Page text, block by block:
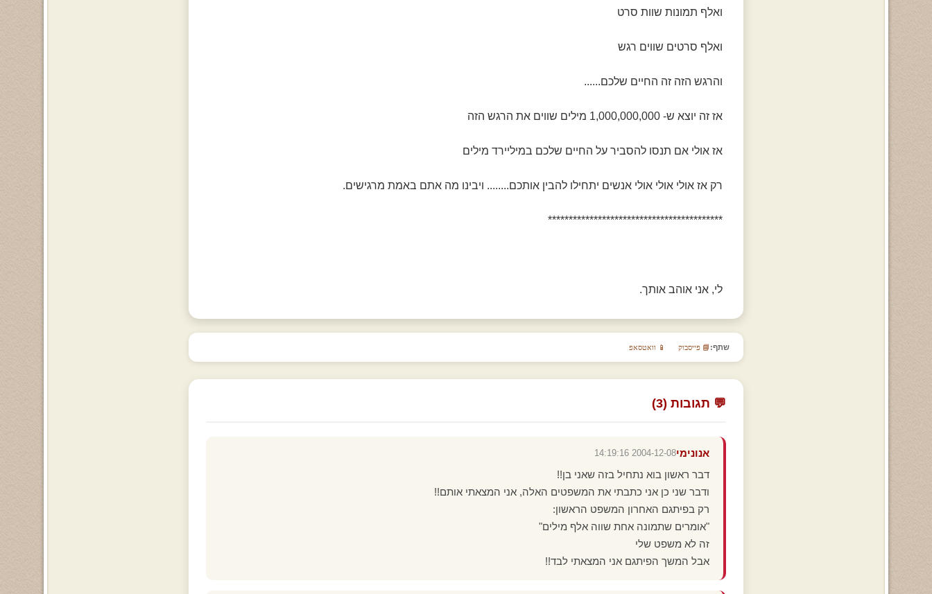
ואלף תמונות שוות סרט
ואלף סרטים שווים רגש
והרגש הזה זה החיים שלכם......
אז זה יוצא ש- 1,000,000,000 מילים שווים את הרגש הזה
אז אולי אם תנסו להסביר על החיים שלכם במיליירד מילים
רק אז אולי אולי אולי אנשים יתחילו להבין אותכם........ ויבינו מה אתם באמת מרגישים.
******************************************
לי, אני אוהב אותך.
שתף: 📘 פייסבוק 📱 וואטסאפ
💬 תגובות (3)
אנונימי2004-12-08 14:19:16
דבר ראשון בוא נתחיל בזה שאני בן!!
ודבר שני כן אני כתבתי את המשפטים האלה, אני המצאתי אותם!!
רק בפיתגם האחרון המשפט הראשון:
"אומרים שתמונה אחת שווה אלף מילים"
זה לא משפט שלי
אבל המשך הפיתגם אני המצאתי לבד!!